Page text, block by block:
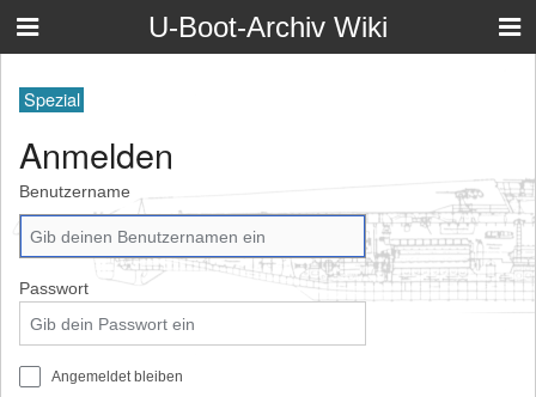
U-Boot-Archiv Wiki
Spezial
Anmelden
Benutzername
Passwort
Angemeldet bleiben